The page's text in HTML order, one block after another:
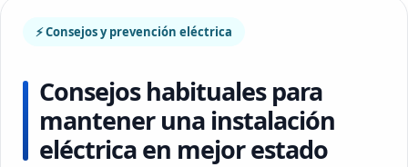
⚡ Consejos y prevención eléctrica
Consejos habituales para
mantener una instalación
eléctrica en mejor estado